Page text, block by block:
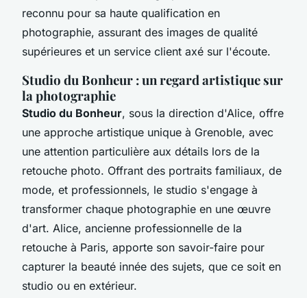
reconnu pour sa haute qualification en
photographie, assurant des images de qualité
supérieures et un service client axé sur l'écoute.
Studio du Bonheur : un regard artistique sur
la photographie
Studio du Bonheur, sous la direction d'Alice, offre
une approche artistique unique à Grenoble, avec
une attention particulière aux détails lors de la
retouche photo. Offrant des portraits familiaux, de
mode, et professionnels, le studio s'engage à
transformer chaque photographie en une œuvre
d'art. Alice, ancienne professionnelle de la
retouche à Paris, apporte son savoir-faire pour
capturer la beauté innée des sujets, que ce soit en
studio ou en extérieur.